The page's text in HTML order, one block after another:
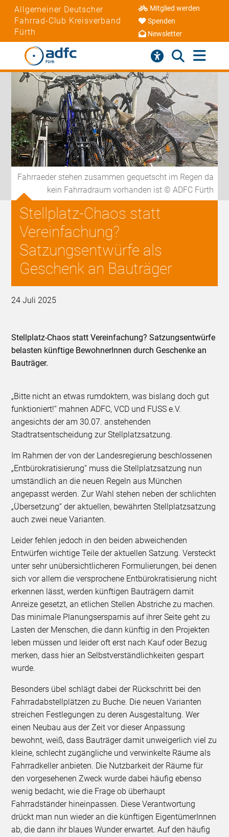
Allgemeiner Deutscher
Fahrrad-Club Kreisverband
Fürth
Mitglied werden
Spenden
Newsletter
Fahrraeder stehen zusammen gequetscht im Regen da
kein Fahrradraum vorhanden ist © ADFC Fürth
Stellplatz-Chaos statt
Vereinfachung?
Satzungsentwürfe als
Geschenk an Bauträger
24 Juli 2025
Stellplatz-Chaos statt Vereinfachung? Satzungsentwürfe
belasten künftige BewohnerInnen durch Geschenke an
Bauträger.
„Bitte nicht an etwas rumdoktern, was bislang doch gut
funktioniert!“ mahnen ADFC, VCD und FUSS e.V.
angesichts der am 30.07. anstehenden
Stadtratsentscheidung zur Stellplatzsatzung.
Im Rahmen der von der Landesregierung beschlossenen
„Entbürokratisierung“ muss die Stellplatzsatzung nun
umständlich an die neuen Regeln aus München
angepasst werden. Zur Wahl stehen neben der schlichten
„Übersetzung“ der aktuellen, bewährten Stellplatzsatzung
auch zwei neue Varianten.
Leider fehlen jedoch in den beiden abweichenden
Entwürfen wichtige Teile der aktuellen Satzung. Versteckt
unter sehr unübersichtlicheren Formulierungen, bei denen
sich vor allem die versprochene Entbürokratisierung nicht
erkennen lässt, werden künftigen Bauträgern damit
Anreize gesetzt, an etlichen Stellen Abstriche zu machen.
Das minimale Planungsersparnis auf ihrer Seite geht zu
Lasten der Menschen, die dann künftig in den Projekten
leben müssen und leider oft erst nach Kauf oder Bezug
merken, dass hier an Selbstverständlichkeiten gespart
wurde.
Besonders übel schlägt dabei der Rückschritt bei den
Fahrradabstellplätzen zu Buche. Die neuen Varianten
streichen Festlegungen zu deren Ausgestaltung. Wer
einen Neubau aus der Zeit vor dieser Anpassung
bewohnt, weiß, dass Bauträger damit unweigerlich viel zu
kleine, schlecht zugängliche und verwinkelte Räume als
Fahrradkeller anbieten. Die Nutzbarkeit der Räume für
den vorgesehenen Zweck wurde dabei häufig ebenso
wenig bedacht, wie die Frage ob überhaupt
Fahrradständer hineinpassen. Diese Verantwortung
drückt man nun wieder an die künftigen EigentümerInnen
ab, die dann ihr blaues Wunder erwartet. Auf den häufig